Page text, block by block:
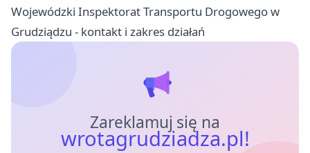
Wojewódzki Inspektorat Transportu Drogowego w
Grudziądzu - kontakt i zakres działań
Zareklamuj się na
wrotagrudziadza.pl!